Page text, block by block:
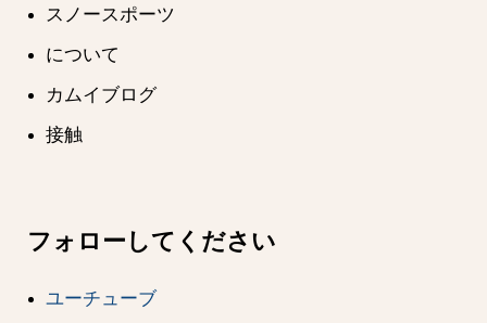
スノースポーツ
について
カムイブログ
接触
フォローしてください
ユーチューブ